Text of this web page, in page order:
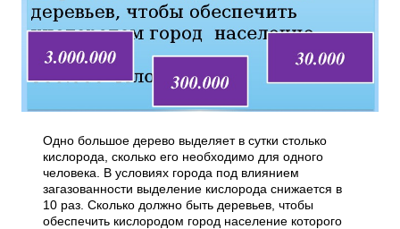
Одно большое дерево выделяет в сутки столько
кислорода, сколько его необходимо для одного
человека. В условиях города под влиянием
загазованности выделение кислорода снижается в
10 раз. Сколько должно быть деревьев, чтобы
обеспечить кислородом город население которого